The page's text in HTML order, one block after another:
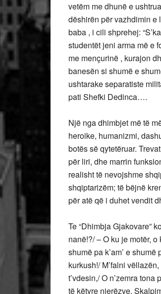
vetëm me dhunë e
dëshirën për vazhdimin e
baba , i cili shprehej:
studentët jeni arma më e
me mençurinë , kurajon
banesën si shumë e
ushtarake separatiste
pati Shefki Dedinca….
Një nga dhimbjet më të
heroike, humanizmi,
botës së qytetëruar.
për liri, dhe marrin
realisht të nevojshme
shqiptarizëm; të bëjnë
për atë që i duhet vendit
Te “Dhimbja Gjakovare”
nanë!?/ – O ku je motër,
shumë pa k’am’ e
kurkush!/ M’falni
t’vdesin,/ O n’zemra
të këtyre njerëzve.